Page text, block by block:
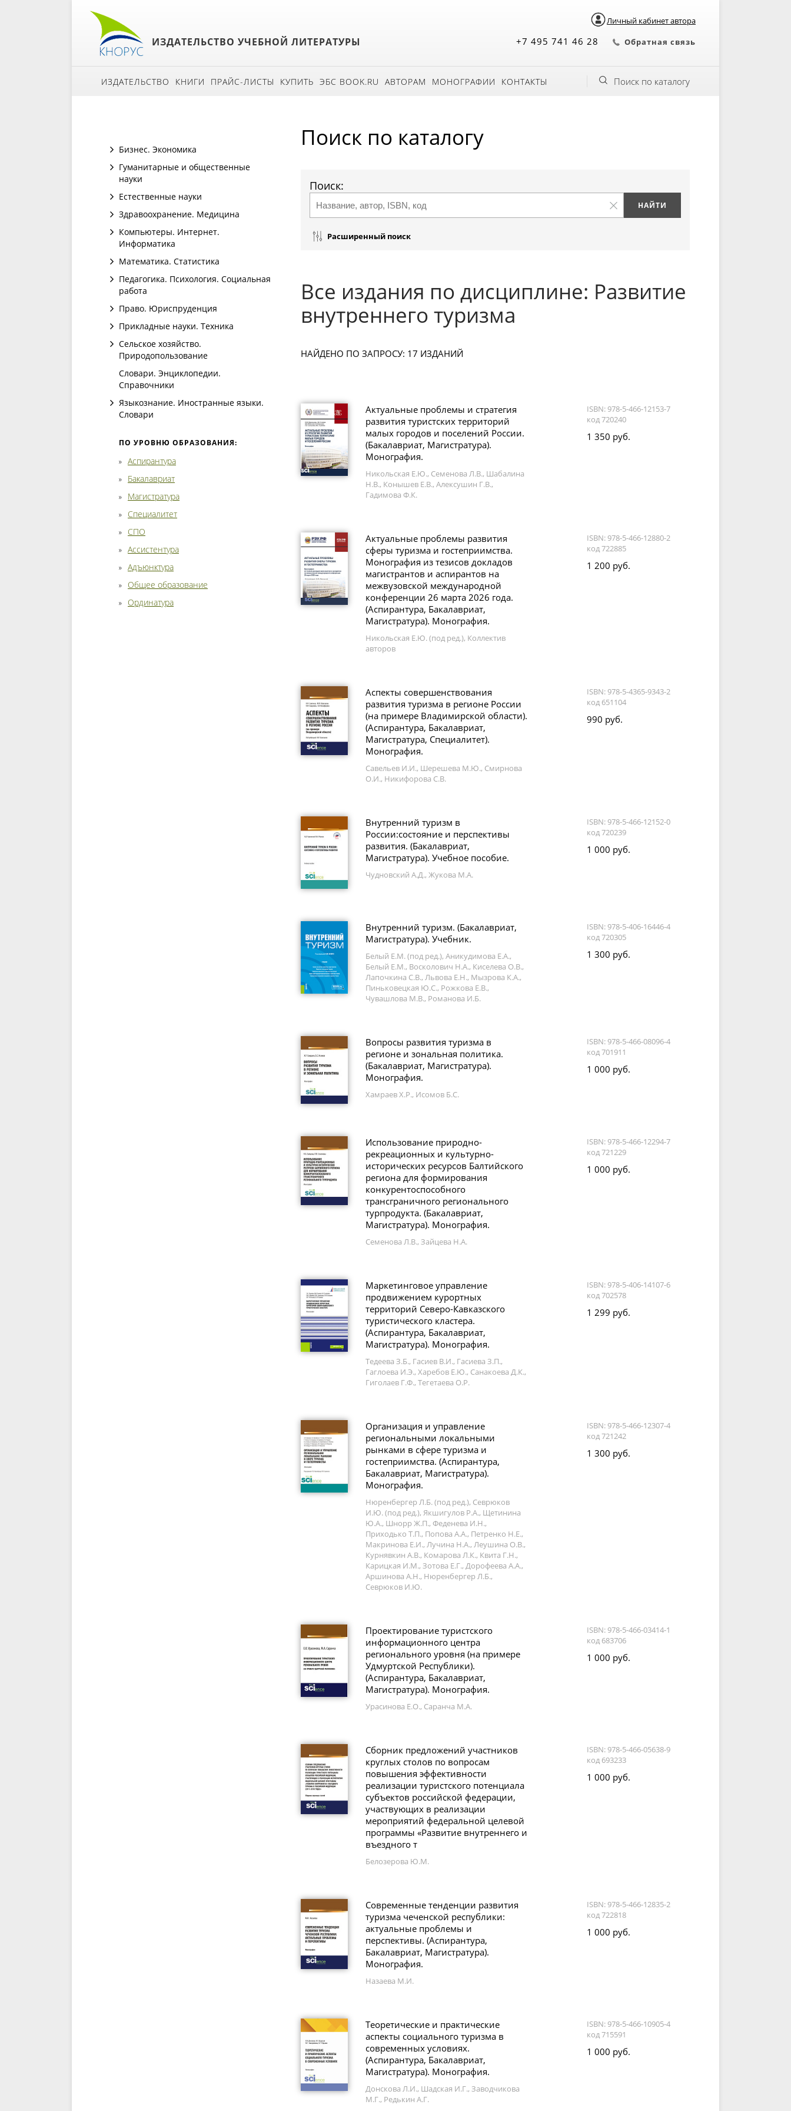
Личный кабинет автора
ИЗДАТЕЛЬСТВО УЧЕБНОЙ ЛИТЕРАТУРЫ +7 495 741 46 28 Обратная связь
ИЗДАТЕЛЬСТВО КНИГИ ПРАЙС-ЛИСТЫ КУПИТЬ ЭБС BOOK.RU АВТОРАМ МОНОГРАФИИ КОНТАКТЫ Поиск по каталогу
Бизнес. Экономика
Гуманитарные и общественные
науки
Естественные науки
Здравоохранение. Медицина
Компьютеры. Интернет.
Информатика
Математика. Статистика
Педагогика. Психология. Социальная
работа
Право. Юриспруденция
Прикладные науки. Техника
Сельское хозяйство.
Природопользование
Словари. Энциклопедии.
Справочники
Языкознание. Иностранные языки.
Словари
ПО УРОВНЮ ОБРАЗОВАНИЯ:
Аспирантура
Бакалавриат
Магистратура
Специалитет
СПО
Ассистентура
Адъюнктура
Общее образование
Ординатура
Поиск по каталогу
Поиск:
Расширенный поиск
Все издания по дисциплине: Развитие
внутреннего туризма
НАЙДЕНО ПО ЗАПРОСУ: 17 ИЗДАНИЙ
Актуальные проблемы и стратегия
развития туристских территорий
малых городов и поселений России.
(Бакалавриат, Магистратура).
Монография.
Никольская Е.Ю., Семенова Л.В., Шабалина
Н.В., Конышев Е.В., Алексушин Г.В.,
Гадимова Ф.К.
ISBN: 978-5-466-12153-7
код 720240
1 350 руб.
Актуальные проблемы развития
сферы туризма и гостеприимства.
Монография из тезисов докладов
магистрантов и аспирантов на
межвузовской международной
конференции 26 марта 2026 года.
(Аспирантура, Бакалавриат,
Магистратура). Монография.
Никольская Е.Ю. (под ред.), Коллектив
авторов
ISBN: 978-5-466-12880-2
код 722885
1 200 руб.
Аспекты совершенствования
развития туризма в регионе России
(на примере Владимирской области).
(Аспирантура, Бакалавриат,
Магистратура, Специалитет).
Монография.
Савельев И.И., Шерешева М.Ю., Смирнова
О.И., Никифорова С.В.
ISBN: 978-5-4365-9343-2
код 651104
990 руб.
Внутренний туризм в
России:состояние и перспективы
развития. (Бакалавриат,
Магистратура). Учебное пособие.
Чудновский А.Д., Жукова М.А.
ISBN: 978-5-466-12152-0
код 720239
1 000 руб.
Внутренний туризм. (Бакалавриат,
Магистратура). Учебник.
Белый Е.М. (под ред.), Аникудимова Е.А.,
Белый Е.М., Восколович Н.А., Киселева О.В.,
Лапочкина С.В., Львова Е.Н., Мызрова К.А.,
Пиньковецкая Ю.С., Рожкова Е.В.,
Чувашлова М.В., Романова И.Б.
ISBN: 978-5-406-16446-4
код 720305
1 300 руб.
Вопросы развития туризма в
регионе и зональная политика.
(Бакалавриат, Магистратура).
Монография.
Хамраев Х.Р., Исомов Б.С.
ISBN: 978-5-466-08096-4
код 701911
1 000 руб.
Использование природно-
рекреационных и культурно-
исторических ресурсов Балтийского
региона для формирования
конкурентоспособного
трансграничного регионального
турпродукта. (Бакалавриат,
Магистратура). Монография.
Семенова Л.В., Зайцева Н.А.
ISBN: 978-5-466-12294-7
код 721229
1 000 руб.
Маркетинговое управление
продвижением курортных
территорий Северо-Кавказского
туристического кластера.
(Аспирантура, Бакалавриат,
Магистратура). Монография.
Тедеева З.Б., Гасиев В.И., Гасиева З.П.,
Гаглоева И.Э., Харебов Е.Ю., Санакоева Д.К.,
Гиголаев Г.Ф., Тегетаева О.Р.
ISBN: 978-5-406-14107-6
код 702578
1 299 руб.
Организация и управление
региональными локальными
рынками в сфере туризма и
гостеприимства. (Аспирантура,
Бакалавриат, Магистратура).
Монография.
Нюренбергер Л.Б. (под ред.), Севрюков
И.Ю. (под ред.), Якшигулов Р.А., Щетинина
Ю.А., Шнорр Ж.П., Феденева И.Н.,
Приходько Т.П., Попова А.А., Петренко Н.Е.,
Макринова Е.И., Лучина Н.А., Леушина О.В.,
Курнявкин А.В., Комарова Л.К., Квита Г.Н.,
Карицкая И.М., Зотова Е.Г., Дорофеева А.А.,
Аршинова А.Н., Нюренбергер Л.Б.,
Севрюков И.Ю.
ISBN: 978-5-466-12307-4
код 721242
1 300 руб.
Проектирование туристского
информационного центра
регионального уровня (на примере
Удмуртской Республики).
(Аспирантура, Бакалавриат,
Магистратура). Монография.
Урасинова Е.О., Саранча М.А.
ISBN: 978-5-466-03414-1
код 683706
1 000 руб.
Сборник предложений участников
круглых столов по вопросам
повышения эффективности
реализации туристского потенциала
субъектов российской федерации,
участвующих в реализации
мероприятий федеральной целевой
программы «Развитие внутреннего и
въездного т
Белозерова Ю.М.
ISBN: 978-5-466-05638-9
код 693233
1 000 руб.
Современные тенденции развития
туризма чеченской республики:
актуальные проблемы и
перспективы. (Аспирантура,
Бакалавриат, Магистратура).
Монография.
Назаева М.И.
ISBN: 978-5-466-12835-2
код 722818
1 000 руб.
Теоретические и практические
аспекты социального туризма в
современных условиях.
(Аспирантура, Бакалавриат,
Магистратура). Монография.
Донскова Л.И., Шадская И.Г., Заводчикова
М.Г., Редькин А.Г.
ISBN: 978-5-466-10905-4
код 715591
1 000 руб.